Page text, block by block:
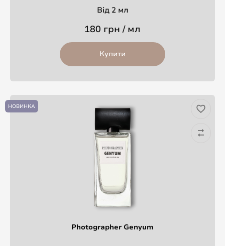
Від 2 мл
180 грн / мл
Купити
НОВИНКА
Photographer Genyum